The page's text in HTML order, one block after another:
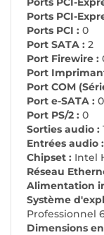
Ports PCI-
Ports PCI : 0
Port SATA : 2
Port Firewire :
Port
Port COM
Port e-SATA : 0
Port PS/2 : 0
Sorties audio :
Entrées audio :
Chipset : Intel
Réseau
Alimentation
Système
Professionnel
Dimensions